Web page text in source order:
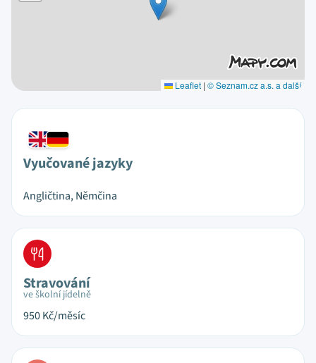
Leaflet | © Seznam.cz a.s. a další
Vyučované jazyky
Angličtina, Němčina
Stravování
ve školní jídelně
950Kč/měsíc